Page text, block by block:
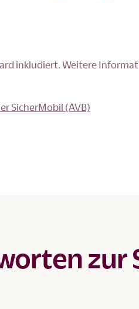
inkludiert. Weitere
SicherMobil (AVB)
zur